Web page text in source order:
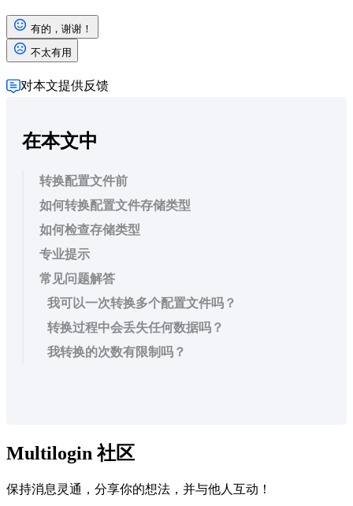
有的，谢谢！
不太有用
对本文提供反馈
在本文中
转换配置文件前
如何转换配置文件存储类型
如何检查存储类型
专业提示
常见问题解答
我可以一次转换多个配置文件吗？
转换过程中会丢失任何数据吗？
我转换的次数有限制吗？
Multilogin 社区
保持消息灵通，分享你的想法，并与他人互动！